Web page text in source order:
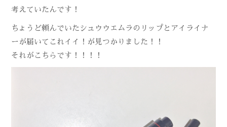
考えていたんです！
ちょうど頼んでいたシュウウエムラのリップとアイライナ
ーが届いてこれイイ！が見つかりました！！
それがこちらです！！！！